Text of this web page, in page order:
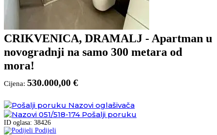
CRIKVENICA, DRAMALJ - Apartman u
novogradnji na samo 300 metara od
mora!
Cijena: 530.000,00 €
Nazovi oglašivača
051/518-174 Pošalji poruku
ID oglasa: 38426
Podijeli